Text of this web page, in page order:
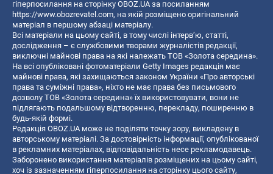
гіперпосилання на сторінку OBOZ.UA за посиланням
https://www.obozrevatel.com, на якій розміщено оригінальний
матеріал в першому абзаці матеріалу.
Всі матеріали на цьому сайті, в тому числі інтерв’ю, статті,
дослідження – є службовими творами журналістів редакції,
виключні майнові права на які належать ТОВ «Золота середина».
На всі опубліковані фотоматеріали Getty Images редакція має
майнові права, які захищаються законом України «Про авторські
права та суміжні права», ніхто не має права без письмового
дозволу ТОВ «Золота середина» їх використовувати, вони не
підлягають подальшому відтворенню, перекладу, поширенню в
будь-якій формі.
Редакція OBOZ.UA може не поділяти точку зору, викладену в
авторському матеріалі. За достовірність інформації, опублікованої
в рекламних матеріалах, відповідальність несе рекламодавець.
Заборонено використання матеріалів розміщених на цьому сайті,
хоч із зазначенням гіперпосилання на сторінку цього сайту,